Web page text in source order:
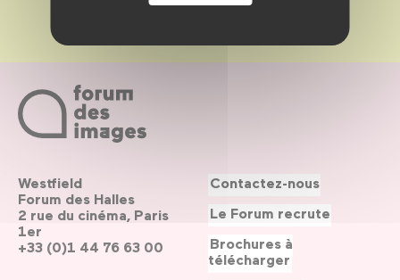
Westfield
Forum des Halles
2 rue du cinéma, Paris
1er
+33 (0)1 44 76 63 00
Contactez-nous
Le Forum recrute
Brochures à
télécharger